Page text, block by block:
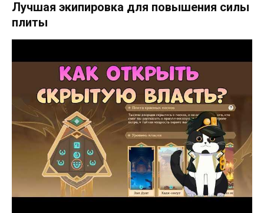
Лучшая экипировка для повышения силы
плиты